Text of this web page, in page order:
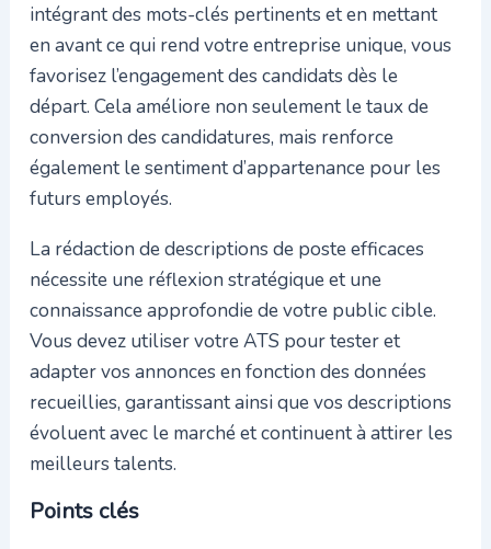
intégrant des mots-clés pertinents et en mettant
en avant ce qui rend votre entreprise unique, vous
favorisez l’engagement des candidats dès le
départ. Cela améliore non seulement le taux de
conversion des candidatures, mais renforce
également le sentiment d’appartenance pour les
futurs employés.
La rédaction de descriptions de poste efficaces
nécessite une réflexion stratégique et une
connaissance approfondie de votre public cible.
Vous devez utiliser votre ATS pour tester et
adapter vos annonces en fonction des données
recueillies, garantissant ainsi que vos descriptions
évoluent avec le marché et continuent à attirer les
meilleurs talents.
Points clés